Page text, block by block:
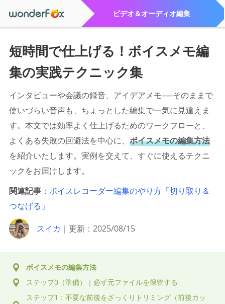
ビデオ＆オーディオ編集
短時間で仕上げる！ボイスメモ編
集の実践テクニック集
インタビューや会議の録音、アイデアメモ──そのままで
使いづらい音声も、ちょっとした編集で一気に見違えま
す。本文では効率よく仕上げるためのワークフローと、
よくある失敗の回避法を中心に、 ボイスメモの編集方法
を紹介いたします。実例を交えて、すぐに使えるテクニ
ックをお届けします。
関連記事： ボイスレコーダー編集のやり方「切り取り＆
つなげる」
スイカ ｜更新：2025/08/15
ボイスメモの編集方法
ステップ0（準備）｜必ず元ファイルを保管する
ステップ1：不要な前後をざっくりトリミング（前後カッ